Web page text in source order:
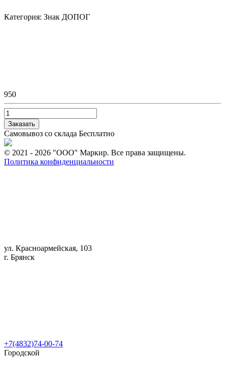
Категория: Знак ДОПОГ
950
Заказать
Самовывоз со склада Бесплатно
© 2021 - 2026 "ООО" Маркир. Все права защищены.
Политика конфиденциальности
ул. Красноармейская, 103
г. Брянск
+7(4832)74-00-74
Городской